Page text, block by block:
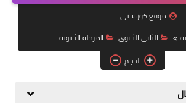
موضوعات
تربويات
تكنولوجيا
موقع كورساتي
الثاني الثانوي
المرحلة الثانوية
الحجم